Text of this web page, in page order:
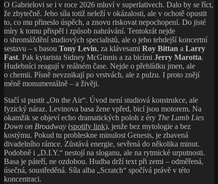
O Gabrielovi se i v roce 2026 mluví v superlativech. Dalo by se říct,
že zbytečně. Jeho síla totiž neleží v okázalosti, ale v ochotě opustit
to, co mu přineslo úspěch, a znovu riskovat nepochopení. Do jisté
míry k tomu přispěl i způsob nahrávání. Tentokrát nejde
o shromáždění studiových specialistů, ale o jeho tehdejší koncertní
sestavu – s basou Tony Levin, za klávesami Roy Bittan a Larry
Fast. Pak kytarista Sidney McGinnis a za bicími Jerry Marotta.
Hudebníci reagují v reálném čase. Nejde o přehlídku jmen, ale
o chemii. Písně nevznikají po vrstvách, ale z pulzu. I proto znějí
méně monumentálně – a živěji.
Stačí si pustit „On the Air“. Úvod není studiová konstrukce, ale
fyzický náraz. Levinova basa žene vpřed, bicí jsou motorem. Na
okamžik se objeví echo dramatických poloh z éry The Lamb Lies
Down on Broadway (spotify link), jenže bez mytologie a bez
kostýmu. Pokud tu probleskne minulost Genesis, je zbavená
divadelního rámce. Zůstává energie, sevřená do několika minut.
Podobně i „D.I.Y.“ nestojí na sloganu, ale na rytmické urputnosti.
Basa je páteří, ne ozdobou. Hudba drží text při zemi – odměřená,
úsečná, soustředěná. Síla alba „Scratch“ spočívá právě v této
koncentraci.